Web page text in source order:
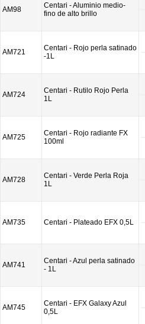
AM98
Centari - Aluminio medio-
fino de alto brillo
AM721
Centari - Rojo perla satinado
-1L
AM724
Centari - Rutilo Rojo Perla
1L
AM725
Centari - Rojo radiante FX
100ml
AM728
Centari - Verde Perla Roja
1L
AM735 Centari - Plateado EFX 0,5L
AM741
Centari - Azul perla satinado
- 1L
AM745
Centari - EFX Galaxy Azul
0,5L